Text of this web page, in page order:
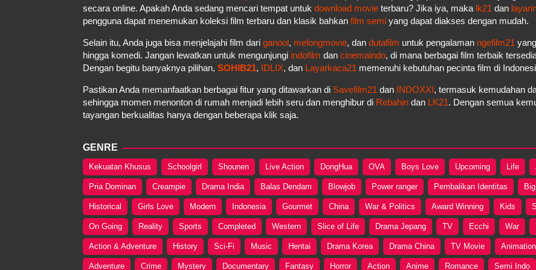
secara online. Apakah Anda sedang mencari tempat untuk download movie terbaru? Jika iya, maka lk21 dan
pengguna dapat menemukan koleksi film terbaru dan klasik bahkan film semi yang dapat diakses dengan mudah.
Selain itu, Anda juga bisa menjelajahi film dari ganool, melongmovie, dan dutafilm untuk pengalaman ngefilm21
hingga komedi. Jangan lewatkan untuk mengunjungi indofilm dan cinemaindo, di mana berbagai film terbaik
Dengan begitu banyaknya pilihan, SOHIB21, IDLIX, dan Layarkaca21 memenuhi kebutuhan pecinta film di
Pastikan Anda memanfaatkan berbagai fitur yang ditawarkan di Savefilm21 dan INDOXXI, termasuk kemudahan
sehingga momen menonton di rumah menjadi lebih seru dan menghibur di Rebahin dan LK21. Dengan semua
tayangan berkualitas hanya dengan beberapa klik saja.
GENRE
Kekuatan Khusus Schoolgirl Shounen Live Action DongHua OVA Boys Love Upcoming Life
Pria Dominan Creampie Drama India Balas Dendam Blowjob Power ranger Pembalikan Identitas
Historical Girls Love Modern Indonesia Gourmet China War & Politics Award Winning Kids
On Going Reality Sports Completed Western Slice of Life Drama Jepang TV Ecchi War
Action & Adventure History Sci-Fi Music Hentai Drama Korea Drama China TV Movie Animation
Adventure Crime Mystery Documentary Fantasy Horror Action Anime Romance Semi Indo